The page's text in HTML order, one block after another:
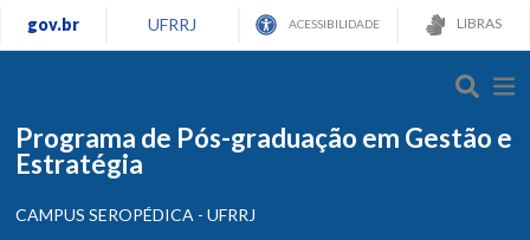
gov.br UFRRJ ACESSIBILIDADE LIBRAS
Programa de Pós-graduação em Gestão e
Estratégia
CAMPUS SEROPÉDICA - UFRRJ